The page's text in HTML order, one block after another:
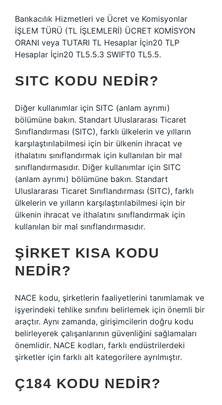
Bankacılık Hizmetleri ve Ücret ve Komisyonlar
İŞLEM TÜRÜ (TL İŞLEMLERİ) ÜCRET KOMİSYON
ORANI veya TUTARI TL Hesaplar İçin20 TLP
Hesaplar İçin20 TL5.5.3 SWIFT0 TL5.5.
SITC KODU NEDIR?
Diğer kullanımlar için SITC (anlam ayrımı)
bölümüne bakın. Standart Uluslararası Ticaret
Sınıflandırması (SITC), farklı ülkelerin ve yılların
karşılaştırılabilmesi için bir ülkenin ihracat ve
ithalatını sınıflandırmak için kullanılan bir mal
sınıflandırmasıdır. Diğer kullanımlar için SITC
(anlam ayrımı) bölümüne bakın. Standart
Uluslararası Ticaret Sınıflandırması (SITC), farklı
ülkelerin ve yılların karşılaştırılabilmesi için bir
ülkenin ihracat ve ithalatını sınıflandırmak için
kullanılan bir mal sınıflandırmasıdır.
ŞIRKET KISA KODU
NEDIR?
NACE kodu, şirketlerin faaliyetlerini tanımlamak ve
işyerindeki tehlike sınıfını belirlemek için önemli bir
araçtır. Aynı zamanda, girişimcilerin doğru kodu
belirleyerek çalışanlarının güvenliğini sağlamaları
önemlidir. NACE kodları, farklı endüstrilerdeki
şirketler için farklı alt kategorilere ayrılmıştır.
Ç184 KODU NEDIR?